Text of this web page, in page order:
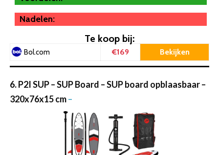
Nadelen:
Te koop bij:
Bol.com €169 Bekijken
6. P2I SUP – SUP Board – SUP board opblaasbaar –
320x76x15 cm–